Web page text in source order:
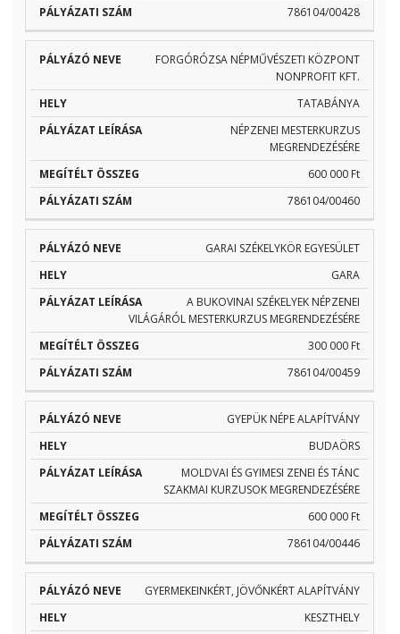
786104/00428
FORGÓRÓZSA NÉPMŰVÉSZETI KÖZPONT
NONPROFIT KFT.
TATABÁNYA
NÉPZENEI MESTERKURZUS
MEGRENDEZÉSÉRE
600 000 Ft
786104/00460
GARAI SZÉKELYKÖR EGYESÜLET
GARA
A BUKOVINAI SZÉKELYEK NÉPZENEI
VILÁGÁRÓL MESTERKURZUS MEGRENDEZÉSÉRE
300 000 Ft
786104/00459
GYEPÜK NÉPE ALAPÍTVÁNY
BUDAÖRS
MOLDVAI ÉS GYIMESI ZENEI ÉS TÁNC
SZAKMAI KURZUSOK MEGRENDEZÉSÉRE
600 000 Ft
786104/00446
GYERMEKEINKÉRT, JÖVŐNKÉRT ALAPÍTVÁNY
KESZTHELY